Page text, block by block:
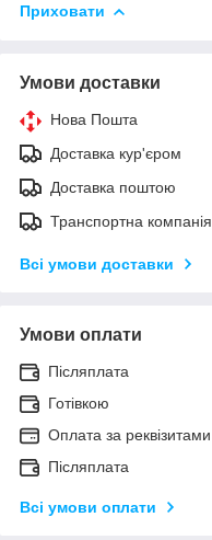
Приховати
Умови доставки
Нова Пошта
Доставка кур'єром
Доставка поштою
Транспортна компанія
Всі умови доставки
Умови оплати
Післяплата
Готівкою
Оплата за реквізитами
Післяплата
Всі умови оплати